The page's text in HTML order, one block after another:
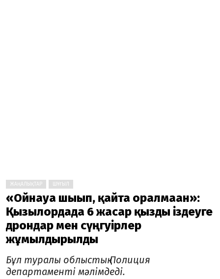
ЖАҢАЛЫҚТАР ШҰҒЫЛ
«Ойнауға шығып, қайта оралмаған»:
Қызылордада 6 жасар қызды іздеуге
дрондар мен сүңгуірлер
жұмылдырылды
Бұл туралы облыстық Полиция
департаменті мәлімдеді.